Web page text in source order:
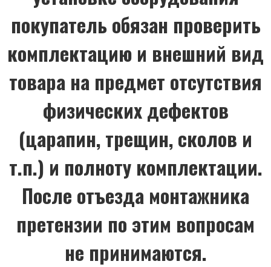
покупатель обязан проверить
комплектацию и внешний вид
товара на предмет отсутствия
физических дефектов
(царапин, трещин, сколов и
т.п.) и полноту комплектации.
После отъезда монтажника
претензии по этим вопросам
не принимаются.